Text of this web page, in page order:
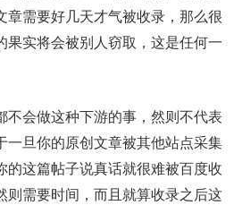
章需要好几天才气被收录，那么很
果实将会被别人窃取，这是任何一
不会做这种下游的事，然则不代表
一旦你的原创文章被其他站点采集
的这篇帖子说真话就很难被百度收
则需要时间，而且就算收录之后这